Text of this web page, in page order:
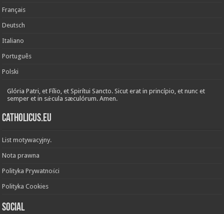
Français
Deutsch
Italiano
Português
Polski
Glória Patri, et Fílio, et Spirítui Sancto. Sicut erat in princípio, et nunc et
semper et in sǽcula sæculórum. Amen.
Catholicus.eu
List motywacyjny.
Nota prawna
Polityka Prywatności
Polityka Cookies
Social